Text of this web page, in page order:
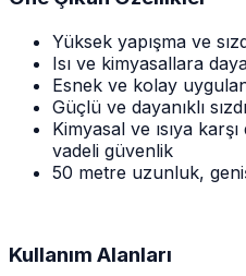
Yüksek yapışma ve
Isı ve kimyasallara
Esnek ve kolay
Güçlü ve dayanıklı
Kimyasal ve ısıya
vadeli güvenlik
50 metre uzunluk,
Kullanım Alanları